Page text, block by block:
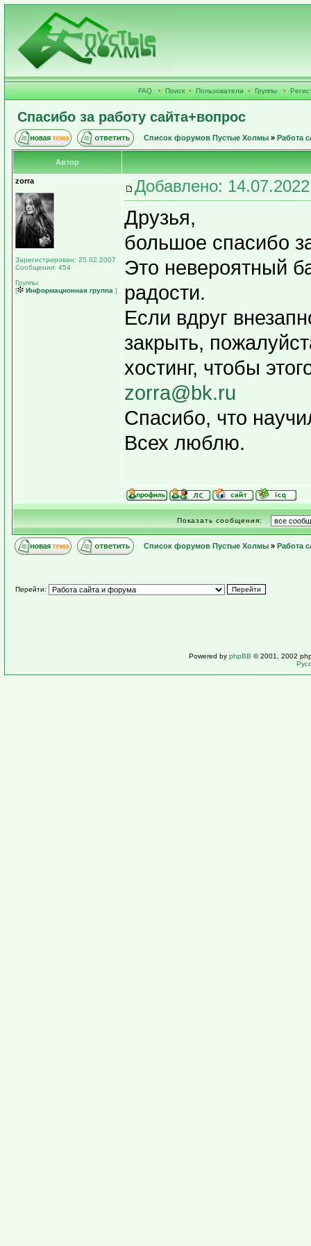
FAQ • Поиск • Пользователи • Группы •
Спасибо за работу сайта+вопрос
Список форумов Пустые Холмы » Работа
Автор
zorra
Зарегистрирован: 25.02.2007
Сообщения: 454
Группы:
[
Информационная группа ]
Добавлено:
Друзья,
большое спасибо
Это невероятный
радости.
Если вдруг
закрыть,
хостинг, чтобы
zorra@bk.ru
Спасибо, что
Всех люблю.
Показать сообщения:
Список форумов Пустые Холмы » Работа
Перейти:
Powered by phpBB © 2001, 2002